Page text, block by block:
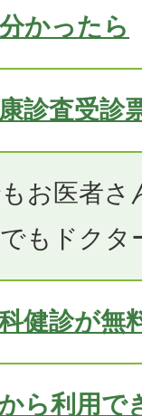
かったら
診査受診
お医者さ
もドクタ
健診が無
ら利用で